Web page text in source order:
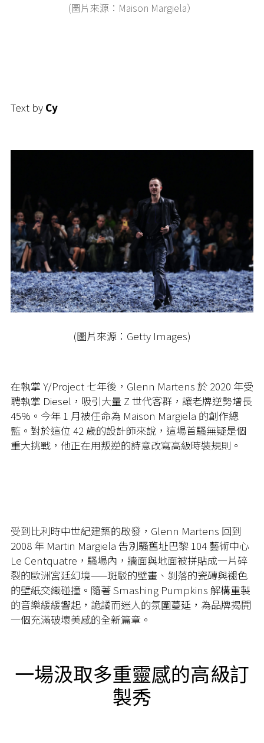
(圖片來源：Maison Margiela）
Text by Cy
(圖片來源：Getty Images)
在執掌 Y/Project 七年後，Glenn Martens 於 2020 年受
聘執掌 Diesel，吸引大量 Z 世代客群，讓老牌逆勢增長
45%。今年 1 月被任命為 Maison Margiela 的創作總
監。對於這位 42 歲的設計師來說，這場首騷無疑是個
重大挑戰，他正在用叛逆的詩意改寫高級時裝規則。
受到比利時中世紀建築的啟發，Glenn Martens 回到
2008 年 Martin Margiela 告別騷舊址巴黎 104 藝術中心
Le Centquatre，騷場內，牆面與地面被拼貼成一片碎
裂的歐洲宮廷幻境——斑駁的壁畫、剝落的瓷磚與褪色
的壁紙交織碰撞。隨著 Smashing Pumpkins 解構重製
的音樂緩緩響起，詭譎而迷人的氛圍蔓延，為品牌揭開
一個充滿破壞美感的全新篇章。
一場汲取多重靈感的高級訂
製秀